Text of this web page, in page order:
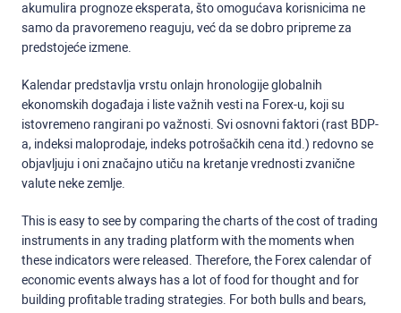
akumulira prognoze eksperata, što omogućava korisnicima ne
samo da pravoremeno reaguju, već da se dobro pripreme za
predstojeće izmene.
Kalendar predstavlja vrstu onlajn hronologije globalnih
ekonomskih događaja i liste važnih vesti na Forex-u, koji su
istovremeno rangirani po važnosti. Svi osnovni faktori (rast BDP-
a, indeksi maloprodaje, indeks potrošačkih cena itd.) redovno se
objavljuju i oni značajno utiču na kretanje vrednosti zvanične
valute neke zemlje.
This is easy to see by comparing the charts of the cost of trading
instruments in any trading platform with the moments when
these indicators were released. Therefore, the Forex calendar of
economic events always has a lot of food for thought and for
building profitable trading strategies. For both bulls and bears,